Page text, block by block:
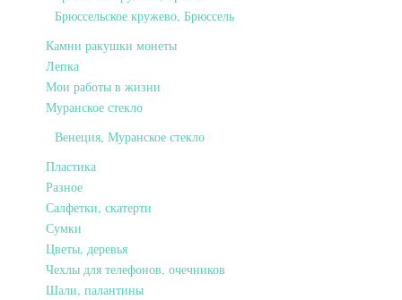
Брюссельское кружево, Брюссель
Камни ракушки монеты
Лепка
Мои работы в жизни
Муранское стекло
Венеция, Муранское стекло
Пластика
Разное
Салфетки, скатерти
Сумки
Цветы, деревья
Чехлы для телефонов, очечников
Шали, палантины